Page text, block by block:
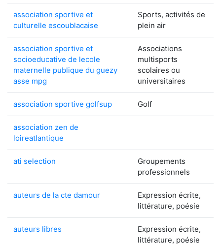
association sportive et
culturelle escoublacaise
Sports, activités de
plein air
association sportive et
socioeducative de lecole
maternelle publique du guezy
asse mpg
Associations
multisports
scolaires ou
universitaires
association sportive golfsup Golf
association zen de
loireatlantique
ati selection
Groupements
professionnels
auteurs de la cte damour
Expression écrite,
littérature, poésie
auteurs libres
Expression écrite,
littérature, poésie